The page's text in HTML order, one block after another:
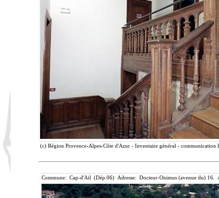
(c) Région Provence-Alpes-Côte d'Azur - Inventaire général -
Commune: Cap-d'Ail (Dép.06) Adresse: Docteur-Onimus (avenue du) 16.